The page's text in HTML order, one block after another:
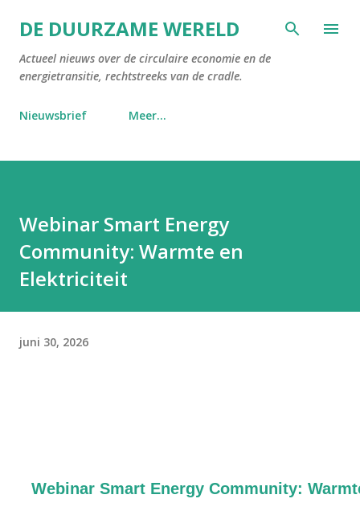
Doorgaan naar hoofdcontent
DE DUURZAME WERELD
Actueel nieuws over de circulaire economie en de
energietransitie, rechtstreeks van de cradle.
Nieuwsbrief Meer…
Webinar Smart Energy
Community: Warmte en
Elektriciteit
juni 30, 2026
Webinar Smart Energy Community: